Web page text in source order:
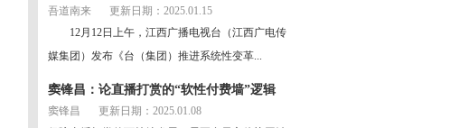
吾道南来
更新日期：2025.01.15
12月12日上午，江西广播电视台（江西广电传
媒集团）发布《台（集团）推进系统性变革...
窦锋昌：论直播打赏的“软性付费墙”逻辑
窦锋昌
更新日期：2025.01.08